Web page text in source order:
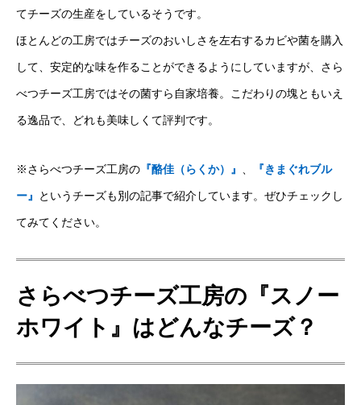
てチーズの生産をしているそうです。
ほとんどの工房ではチーズのおいしさを左右するカビや菌を購入
して、安定的な味を作ることができるようにしていますが、さら
べつチーズ工房ではその菌すら自家培養。こだわりの塊ともいえ
る逸品で、どれも美味しくて評判です。
※さらべつチーズ工房の 『酪佳（らくか）』 『きまぐれブル
ー』 というチーズも別の記事で紹介しています。ぜひチェックし
てみてください。
さらべつチーズ工房の『スノー
ホワイト』はどんなチーズ？